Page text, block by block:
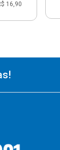
16,90